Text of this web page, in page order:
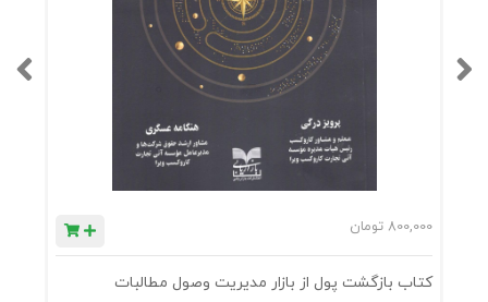
800,000 تومان
کتاب بازگشت پول از بازار مدیریت وصول مطالبات